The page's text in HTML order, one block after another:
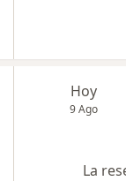
Hoy
9 Ago
La